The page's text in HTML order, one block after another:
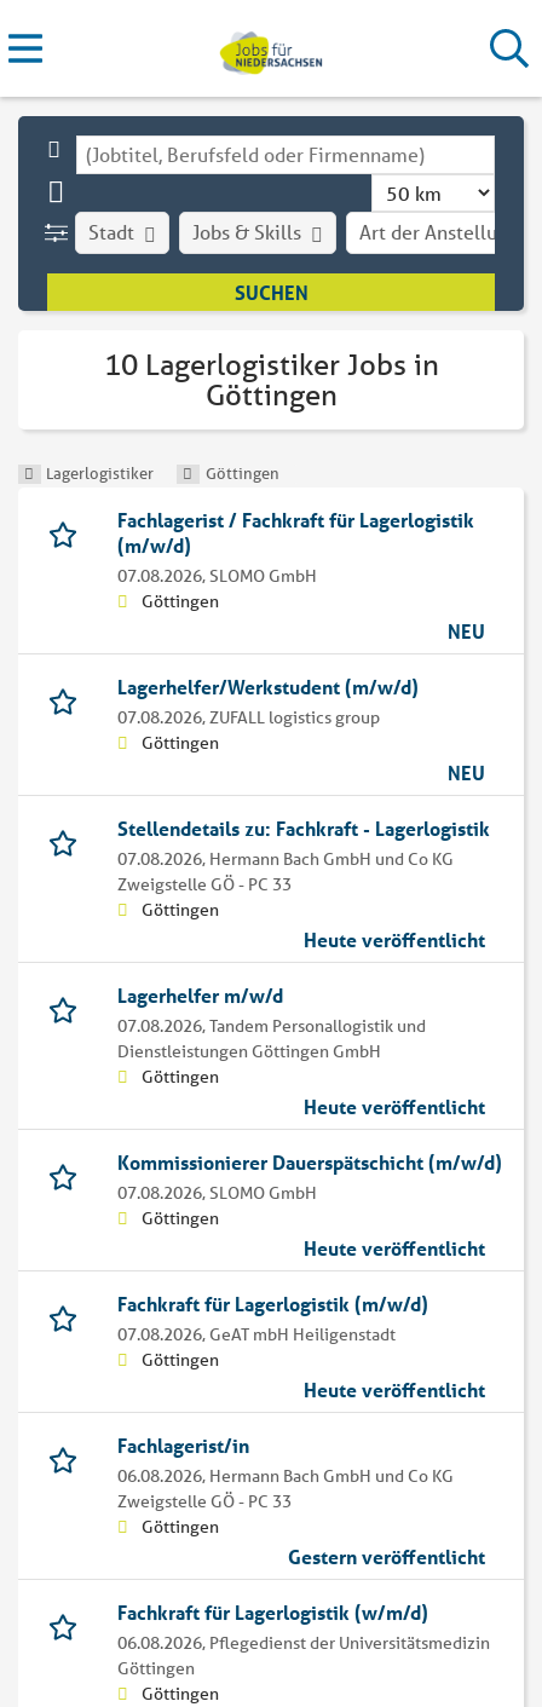
Stadt Art der Anstellung
Jobs & Skills
10 Lagerlogistiker Jobs in
Göttingen
Lagerlogistiker Göttingen
Fachlagerist / Fachkraft für Lagerlogistik
(m/w/d)
07.08.2026,SLOMO GmbH
Göttingen
NEU
Lagerhelfer/Werkstudent (m/w/d)
07.08.2026,ZUFALL logistics group
Göttingen
NEU
Stellendetails zu: Fachkraft - Lagerlogistik
07.08.2026, Hermann Bach GmbH und Co KG
Zweigstelle GÖ - PC 33
Göttingen
Heute veröffentlicht
Lagerhelfer m/w/d
07.08.2026,Tandem Personallogistik und
Dienstleistungen Göttingen GmbH
Göttingen
Heute veröffentlicht
Kommissionierer Dauerspätschicht (m/w/d)
07.08.2026,SLOMO GmbH
Göttingen
Heute veröffentlicht
Fachkraft für Lagerlogistik (m/w/d)
07.08.2026, GeAT mbH Heiligenstadt
Göttingen
Heute veröffentlicht
Fachlagerist/in
06.08.2026, Hermann Bach GmbH und Co KG
Zweigstelle GÖ - PC 33
Göttingen
Gestern veröffentlicht
Fachkraft für Lagerlogistik (w/m/d)
06.08.2026, Pflegedienst der Universitätsmedizin
Göttingen
Göttingen